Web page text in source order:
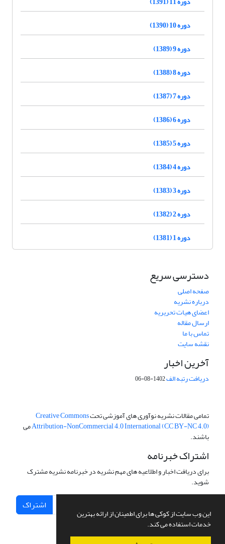
این وب سایت از کوکی ها برای اطمینان از ارائه بهترین
خدمات استفاده می کند.
دوره 10 (1390)
دوره 9 (1389)
دوره 8 (1388)
دوره 7 (1387)
دوره 6 (1386)
دوره 5 (1385)
دوره 4 (1384)
دوره 3 (1383)
دوره 2 (1382)
دوره 1 (1381)
دسترسی سریع
صفحه اصلی
درباره نشریه
اعضای هیات تحریریه
ارسال مقاله
تماس با ما
نقشه سایت
آخرین اخبار
دریافت رتبه الف1402-08-06
تمامی مقالات نشریه نوآوری های آموزشی تحتCreative Commons
Attribution-NonCommercial 4.0 International (CC BY-NC 4.0)می
باشند.
اشتراک خبرنامه
برای دریافت اخبار و اطلاعیه های مهم نشریه در خبرنامه نشریه مشترک
شوید.
اشتراک